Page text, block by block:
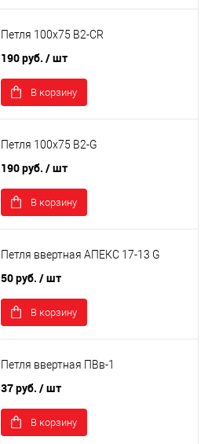
Петля 100х75 B2-CR
190 руб. / шт
В корзину
Петля 100х75 B2-G
190 руб. / шт
В корзину
Петля ввертная АПЕКС 17-13 G
50 руб. / шт
В корзину
Петля ввертная ПВв-1
37 руб. / шт
В корзину